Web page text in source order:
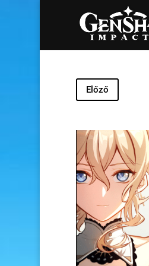
Előző